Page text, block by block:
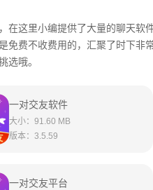
在这里小编提供了大量的聊天软
免费不收费用的，汇聚了时下非
选哦。
一对交友软件
大小：91.60 MB
版本：3.5.59
一对交友平台